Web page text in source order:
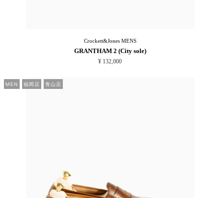
Crockett&JonesMENS
GRANTHAM 2 (City sole)
¥ 132,000
MEN 福岡店 青山店